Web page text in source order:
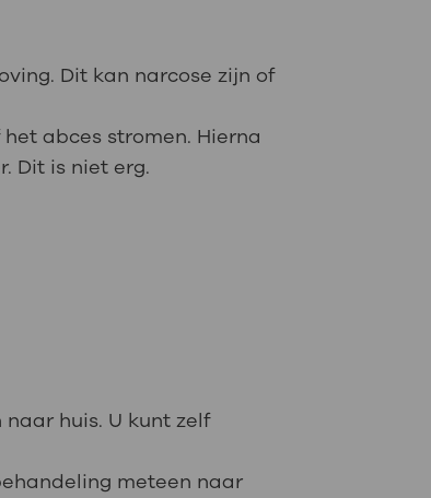
Dit kan narcose zijn of
abces stromen. Hierna
Dit is niet erg.
huis. U kunt zelf
meteen naar